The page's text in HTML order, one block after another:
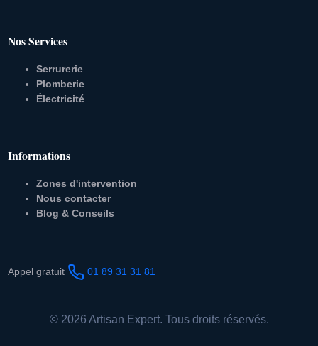
Nos Services
Serrurerie
Plomberie
Électricité
Informations
Zones d'intervention
Nous contacter
Blog & Conseils
Appel gratuit 01 89 31 31 81
© 2026 Artisan Expert. Tous droits réservés.